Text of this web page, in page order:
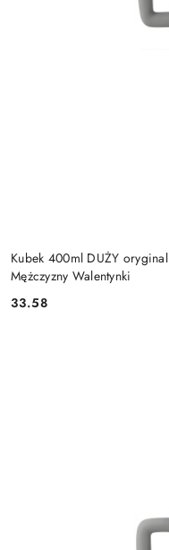
Kubek 400ml DUŻY
Mężczyzny Walentynki
Cena:
33.58